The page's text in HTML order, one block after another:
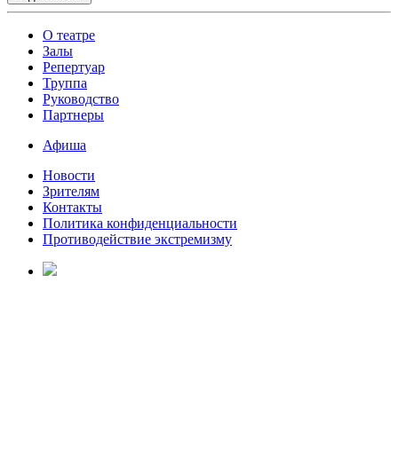
О театре
Залы
Репертуар
Труппа
Руководство
Партнеры
Афиша
Новости
Зрителям
Контакты
Политика конфиденциальности
Противодействие экстремизму